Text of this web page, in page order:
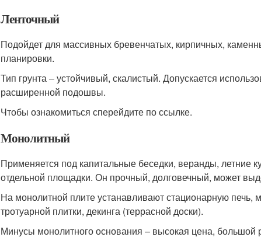
Ленточный
Подойдет для массивных бревенчатых, кирпичных,
планировки.
Тип грунта ‒ устойчивый, скалистый. Допускается
расширенной подошвы.
Чтобы ознакомиться сперейдите по ссылке.
Монолитный
Применяется под капитальные беседки, веранды, летние
отдельной площадки. Он прочный, долговечный, может
На монолитной плите устанавливают стационарную печь,
тротуарной плитки, декинга (террасной доски).
Минусы монолитного основания – высокая цена, большой